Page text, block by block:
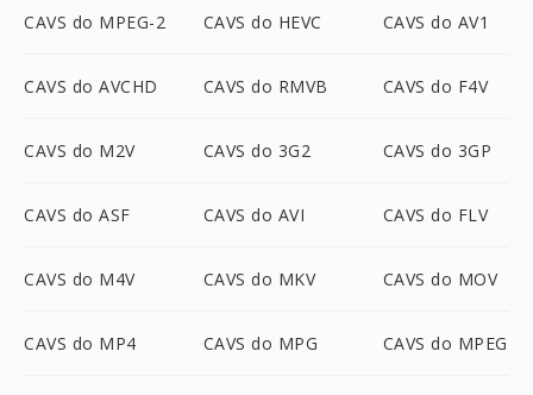
CAVS do MPEG-2 CAVS do HEVC CAVS do AV1
CAVS do AVCHD CAVS do RMVB CAVS do F4V
CAVS do M2V CAVS do 3G2 CAVS do 3GP
CAVS do ASF CAVS do AVI CAVS do FLV
CAVS do M4V CAVS do MKV CAVS do MOV
CAVS do MP4 CAVS do MPG CAVS do MPEG